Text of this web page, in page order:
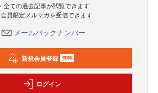
・全ての過去記事が閲覧できます
会員限定メルマガを受信できます
メールバックナンバー
新規会員登録 無料
ログイン